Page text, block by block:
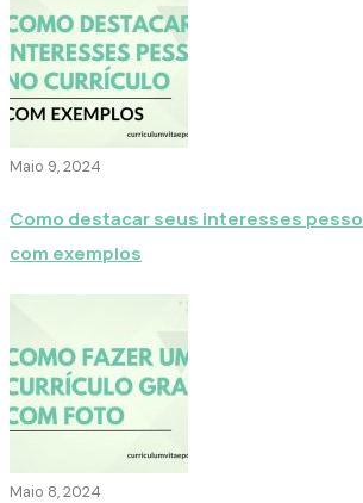
Maio 9, 2024
Como destacar seus interesses
com exemplos
Maio 8, 2024